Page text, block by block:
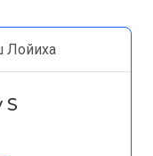
Лойиха